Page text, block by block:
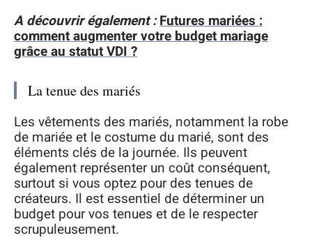
A découvrir également : Futures mariées :
comment augmenter votre budget mariage
grâce au statut VDI ?
La tenue des mariés
Les vêtements des mariés, notamment la robe
de mariée et le costume du marié, sont des
éléments clés de la journée. Ils peuvent
également représenter un coût conséquent,
surtout si vous optez pour des tenues de
créateurs. Il est essentiel de déterminer un
budget pour vos tenues et de le respecter
scrupuleusement.